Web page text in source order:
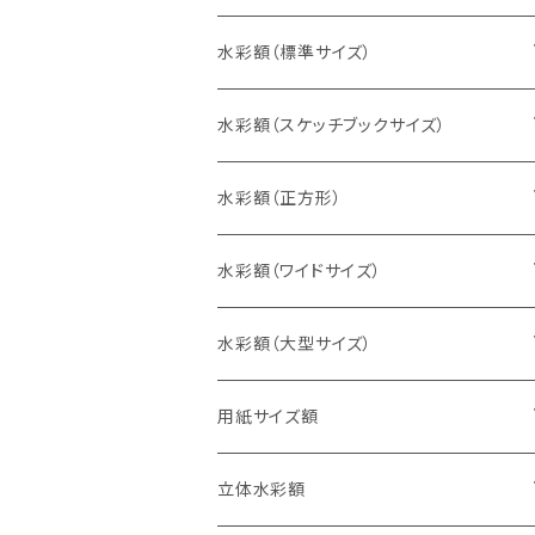
水彩額（標準サイズ）
インチ判（203×254ミリ）
八切判（242×303ミリ）
太子判（288×379ミリ）
四切判（348×424ミリ）
大衣判（394×509ミリ）
半切判（424×545ミリ）
水彩額（スケッチブックサイズ）
スケッチ4Ｆ（352×443ミリ）
スケッチ6Ｆ（458×550ミリ）
スケッチ8Ｆ（520×595ミリ）
スケッチ10Ｆ（595×670ミリ）
水彩額（正方形）
10cm正方形（100×100ミリ）
15cm正方形（150×150ミリ）
20cm正方形（200×200ミリ）
25cm正方形（250×250ミリ）
水彩額（ワイドサイズ）
15×30cm
20×40cm
25×50cm
水彩額（大型サイズ）
大判（660×850ミリ）
MO判（693×893ミリ）
用紙サイズ額
B5判（182×257ミリ）
立体水彩額